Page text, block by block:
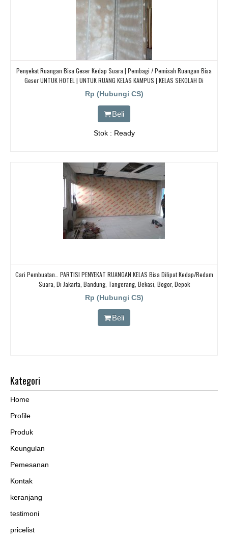
Penyekat Ruangan Bisa Geser Kedap Suara | Pembagi / Pemisah Ruangan Bisa
Geser UNTUK HOTEL | UNTUK RUANG KELAS KAMPUS | KELAS SEKOLAH Di
BANDUNG, JAKARTA, BEKASI, TANGERANG
Rp (Hubungi CS)
Beli
Stok : Ready
Cari Pembuatan… PARTISI PENYEKAT RUANGAN KELAS Bisa Dilipat Kedap/redam
Suara, Di Jakarta, Bandung, Tangerang, Bekasi, Bogor, Depok
Rp (Hubungi CS)
Beli
Kategori
Home
Profile
Produk
Keungulan
Pemesanan
Kontak
keranjang
testimoni
pricelist